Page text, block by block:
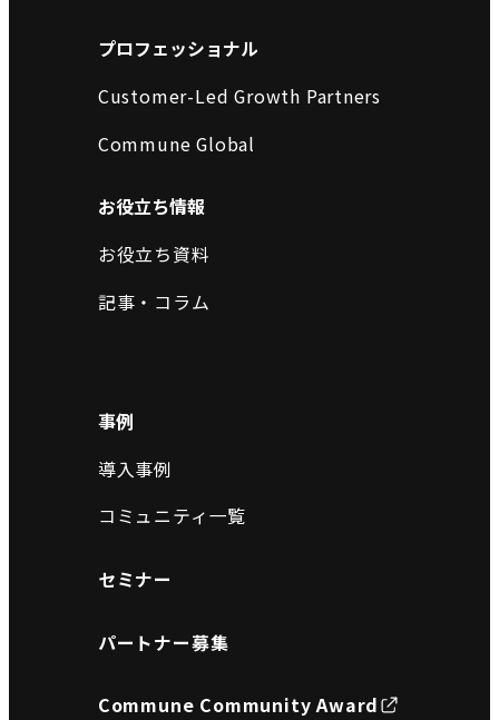
プロフェッショナル
Customer-Led Growth Partners
Commune Global
お役立ち情報
お役立ち資料
記事・コラム
事例
導入事例
コミュニティ一覧
セミナー
パートナー募集
Commune Community Award